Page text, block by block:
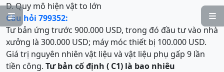


D. Quy mô hiện vật to lớn
Câu hỏi 799352:
Tư bản ứng trước 900.000 USD, trong đó đầu tư vào nhà
xưởng là 300.000 USD; máy móc thiết bị 100.000 USD.
Giá trị nguyên nhiên vật liệu và vật liệu phụ gấp 9 lần
tiền công. Tư bản cố định ( C1) là bao nhiêu